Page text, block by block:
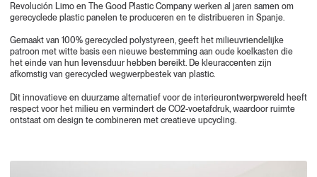
Revolución Limo en The Good Plastic Company werken al jaren samen om
gerecyclede plastic panelen te produceren en te distribueren in Spanje.
Gemaakt van 100% gerecycled polystyreen, geeft het milieuvriendelijke
patroon met witte basis een nieuwe bestemming aan oude koelkasten die
het einde van hun levensduur hebben bereikt. De kleuraccenten zijn
afkomstig van gerecycled wegwerpbestek van plastic.
Dit innovatieve en duurzame alternatief voor de interieurontwerpwereld heeft
respect voor het milieu en vermindert de CO2-voetafdruk, waardoor ruimte
ontstaat om design te combineren met creatieve upcycling.